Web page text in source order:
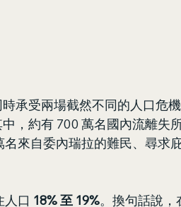
承受兩場截然不同的人口危
，約有 700 萬名國內流離失
來自委內瑞拉的難民、尋求
口 18% 至 19%。換句話說，